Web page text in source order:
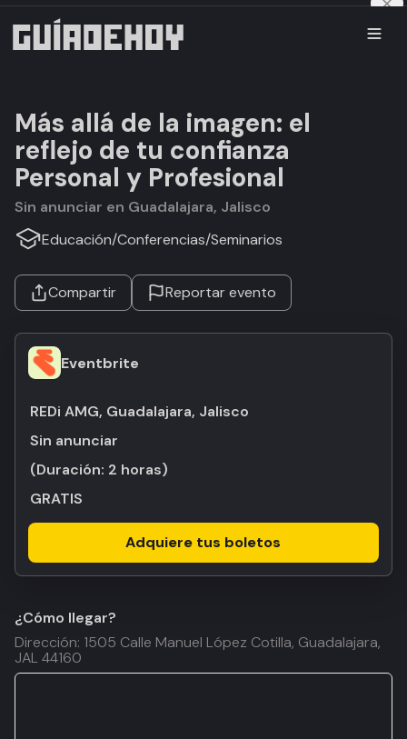
Más allá de la imagen: el
reflejo de tu confianza
Personal y Profesional
Sin anunciar en Guadalajara, Jalisco
Educación/Conferencias/Seminarios
Compartir Reportar evento
Eventbrite
REDi AMG, Guadalajara, Jalisco
Sin anunciar
(Duración: 2 horas)
GRATIS
Adquiere tus boletos
¿Cómo llegar?
Dirección: 1505 Calle Manuel López Cotilla, Guadalajara,
JAL 44160